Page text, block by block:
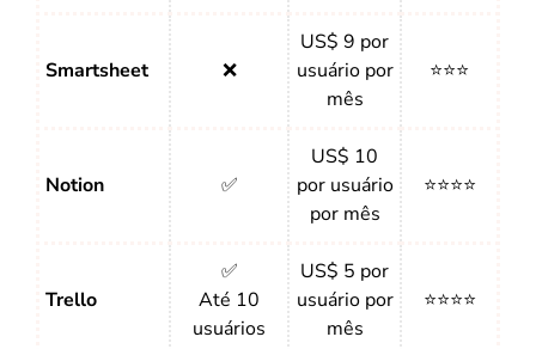
Smartsheet ❌
US$ 9 por
usuário por
mês
⭐⭐⭐
Notion ✅
US$ 10
por usuário
por mês
⭐⭐⭐⭐
Trello
✅
Até 10
usuários
US$ 5 por
usuário por
mês
⭐⭐⭐⭐